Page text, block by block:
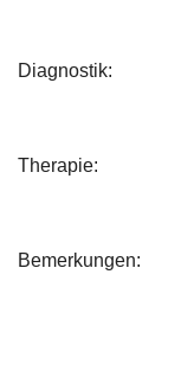
Diagnostik:
Therapie:
Bemerkungen: